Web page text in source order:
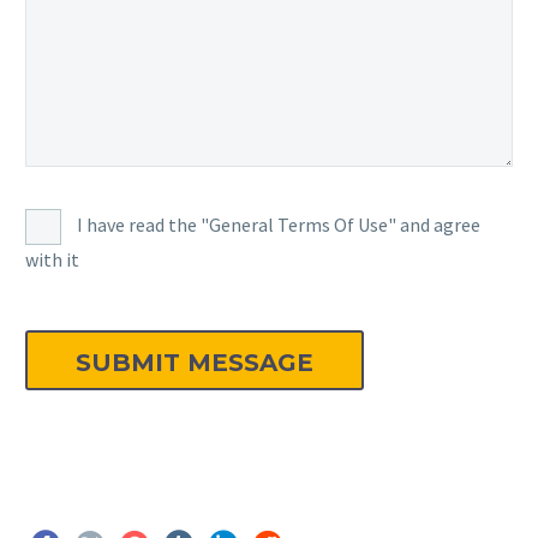
I have read the "General Terms Of Use" and agree
with it